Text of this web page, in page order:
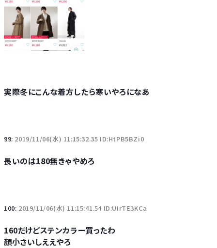
実際冬にこんな着方したら寒いやろになあ
99: 2019/11/06(水) 11:15:32.35 ID:HtPB5BZi0
長いのは180無きゃやめろ
100: 2019/11/06(水) 11:15:41.54 ID:UIrTE3KCa
160だけどステンカラー買ったわ
顔小さいしええやろ